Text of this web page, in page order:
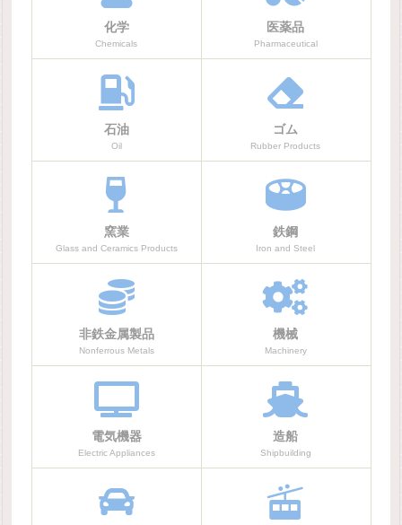
化学
Chemicals
医薬品
Pharmaceutical
石油
Oil
ゴム
Rubber Products
窯業
Glass and Ceramics Products
鉄鋼
Iron and Steel
非鉄金属製品
Nonferrous Metals
機械
Machinery
電気機器
Electric Appliances
造船
Shipbuilding